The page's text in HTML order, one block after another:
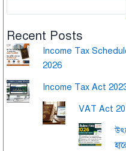
Recent Posts
Income Tax
2026
Income Tax Act
VAT Act